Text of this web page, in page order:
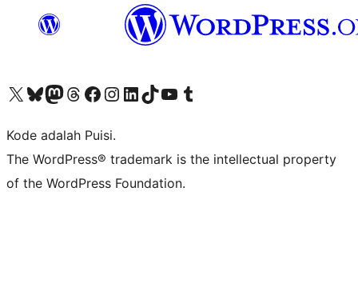
Kunjungi akun X (sebelumnya Twitter) kamiVisit our Bluesky account
Kunjungi akun Mastodon kami
Visit our Threads account
Kunjungi halaman Facebook kamiKunjungi akun Instagram kamiKunjungi akun LinkedIn kami
Visit our TikTok account
Kunjungi channel YouTube kamiVisit our Tumblr account
Kode adalah Puisi.
The WordPress® trademark is the intellectual property
of the WordPress Foundation.